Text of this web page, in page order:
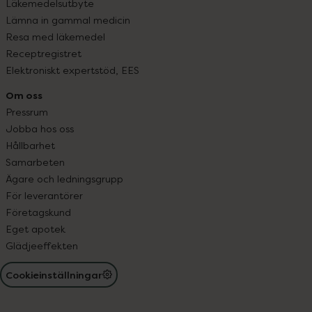
Läkemedelsutbyte
Lämna in gammal medicin
Resa med läkemedel
Receptregistret
Elektroniskt expertstöd, EES
Om oss
Pressrum
Jobba hos oss
Hållbarhet
Samarbeten
Ägare och ledningsgrupp
För leverantörer
Företagskund
Eget apotek
Glädjeeffekten
Cookieinställningar